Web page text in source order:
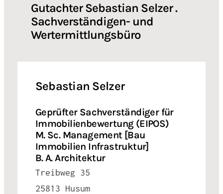
Gutachter Sebastian Selzer .
Sachverständigen- und
Wertermittlungsbüro
Sebastian Selzer
Geprüfter Sachverständiger für
Immobilienbewertung (EIPOS)
M. Sc. Management [Bau
Immobilien Infrastruktur]
B. A. Architektur
Treibweg 35
25813 Husum